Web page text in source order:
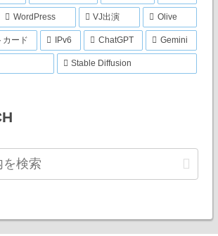
WordPress VJ出演 Olive
カード IPv6 ChatGPT Gemini
Stable Diffusion